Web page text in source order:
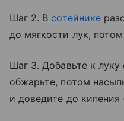
Шаг 2. В сотейнике
до мягкости лук,
Шаг 3. Добавьте к
обжарьте, потом
и доведите до